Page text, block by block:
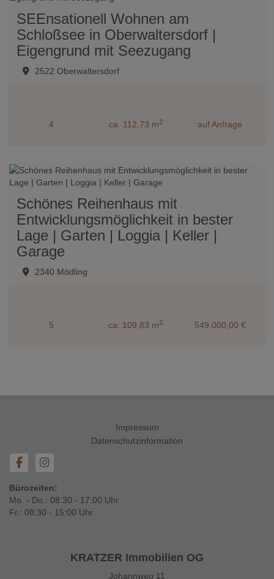
SEEnsationell Wohnen am
Schloßsee in Oberwaltersdorf |
Eigengrund mit Seezugang
2522 Oberwaltersdorf
4 ca. 112,73 m2 auf Anfrage
Schönes Reihenhaus mit
Entwicklungsmöglichkeit in bester
Lage | Garten | Loggia | Keller |
Garage
2340 Mödling
5 ca. 109,83 m2 549.000,00 €
Impressum
Datenschutzinformation
Bürozeiten:
Mo. - Do.: 08:30 - 17:00 Uhr
Fr.: 08:30 - 15:00 Uhr
KRATZER Immobilien OG
Johannweg 11